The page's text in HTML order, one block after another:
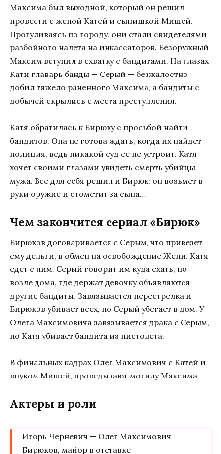
Максима был выходной, который он решил
провести с женой Катей и сынишкой Мишей.
Прогуливаясь по городу, они стали свидетелями
разбойного налета на инкассаторов. Безоружный
Максим вступил в схватку с бандитами. На глазах
Кати главарь банды — Серый — безжалостно
добил тяжело раненного Максима, а бандиты с
добычей скрылись с места преступления.
Катя обратилась к Бирюку с просьбой найти
бандитов. Она не готова ждать, когда их найдет
полиция, ведь никакой суд ее не устроит. Катя
хочет своими глазами увидеть смерть убийцы
мужа. Все для себя решил и Бирюк: он возьмет в
руки оружие и отомстит за сына…
Чем закончится сериал «Бирюк»
Бирюков договаривается с Серым, что привезет
ему деньги, в обмен на освобождение Жени. Катя
едет с ним. Серый говорит им куда ехать, но
возле дома, где держат девочку объявляются
другие бандиты. Завязывается перестрелка и
Бирюков убивает всех, но Серый убегает в дом. У
Олега Максимовича завязывается драка с Серым,
но Катя убивает бандита из пистолета.
В финальных кадрах Олег Максимович с Катей и
внуком Мишей, проведывают могилу Максима.
Актеры и роли
Игорь Черневич — Олег Максимович
Бирюков, майор в отставке